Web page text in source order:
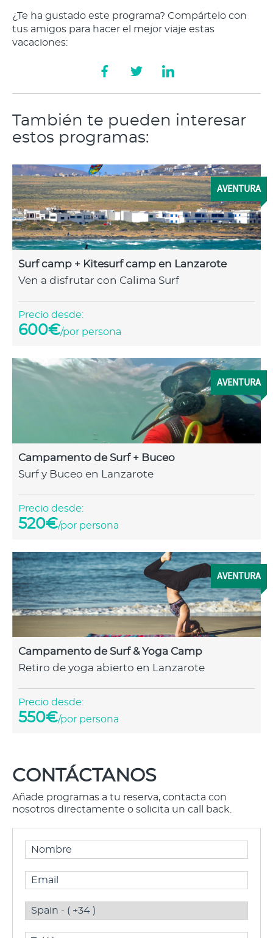
¿Te ha gustado este programa? Compártelo con
tus amigos para hacer el mejor viaje estas
vacaciones:
También te pueden interesar
estos programas:
Surf camp + Kitesurf camp en Lanzarote
Ven a disfrutar con Calima Surf
Precio desde:
600€/por persona
AVENTURA
Campamento de Surf + Buceo
Surf y Buceo en Lanzarote
Precio desde:
520€/por persona
AVENTURA
Campamento de Surf & Yoga Camp
Retiro de yoga abierto en Lanzarote
Precio desde:
550€/por persona
AVENTURA
CONTÁCTANOS
Añade programas a tu reserva, contacta con
nosotros directamente o solicita un call back.